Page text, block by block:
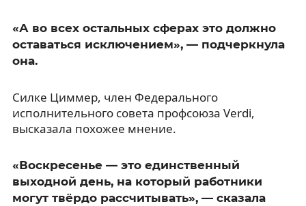
«А во всех остальных сферах это должно
оставаться исключением», — подчеркнула
она.
Силке Циммер, член Федерального
исполнительного совета профсоюза Verdi,
высказала похожее мнение.
«Воскресенье — это единственный
выходной день, на который работники
могут твёрдо рассчитывать», — сказала